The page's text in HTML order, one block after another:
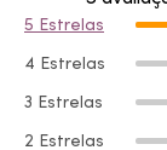
5 Estrelas
4 Estrelas
3 Estrelas
2 Estrelas